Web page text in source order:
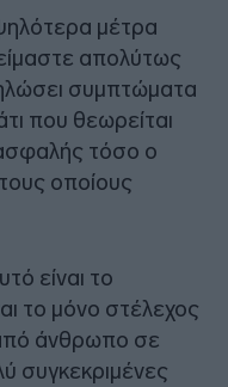
μέτρα
απολύτως
συμπτώματα
που θεωρείται
τόσο ο
οποίους
είναι το
το μόνο στέλεχος
άνθρωπο σε
συγκεκριμένες